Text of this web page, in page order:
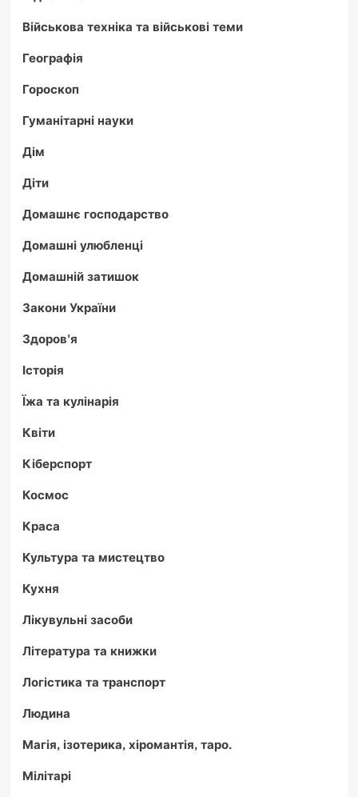
Військова техніка та військові теми
Географія
Гороскоп
Гуманітарні науки
Дім
Діти
Домашнє господарство
Домашні улюбленці
Домашній затишок
Закони України
Здоров'я
Історія
Їжа та кулінарія
Квіти
Кіберспорт
Космос
Краса
Культура та мистецтво
Кухня
Лікувульні засоби
Література та книжки
Логістика та транспорт
Людина
Магія, ізотерика, хіромантія, таро.
Мілітарі